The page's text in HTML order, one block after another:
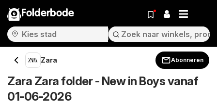
Folderbode
Zara Abonneren
Zara Zara folder - New in Boys vanaf
01-06-2026